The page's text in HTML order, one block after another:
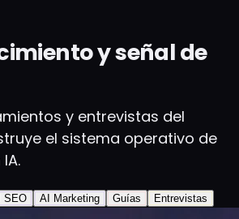
y señal de
y entrevistas del
el sistema operativo de
SEO AI Marketing Guías Entrevistas